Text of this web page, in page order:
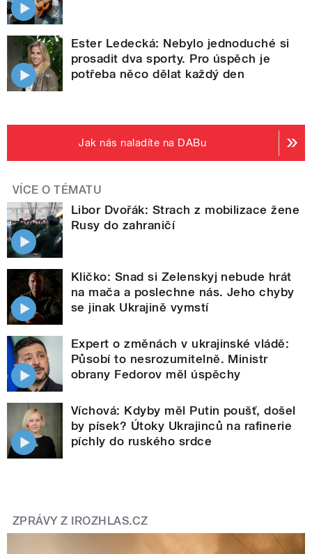
Ester Ledecká: Nebylo jednoduché si
prosadit dva sporty. Pro úspěch je
potřeba něco dělat každý den
Jak nás naladíte na DABu
VÍCE O TÉMATU
Libor Dvořák: Strach z mobilizace žene
Rusy do zahraničí
Kličko: Snad si Zelenskyj nebude hrát
na mača a poslechne nás. Jeho chyby
se jinak Ukrajině vymstí
Expert o změnách v ukrajinské vládě:
Působí to nesrozumitelně. Ministr
obrany Fedorov měl úspěchy
Víchová: Kdyby měl Putin poušť, došel
by písek? Útoky Ukrajinců na rafinerie
píchly do ruského srdce
ZPRÁVY Z IROZHLAS.CZ